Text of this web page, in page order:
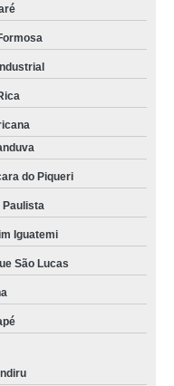
do Piqueri
Paulista
Iguatemi
São Lucas